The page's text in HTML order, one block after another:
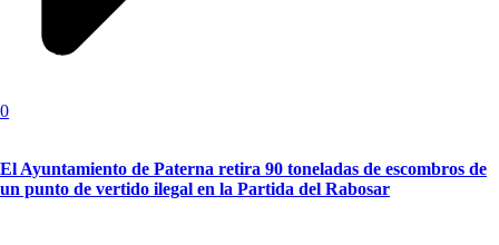
0
El Ayuntamiento de Paterna retira 90 toneladas de escombros de
un punto de vertido ilegal en la Partida del Rabosar